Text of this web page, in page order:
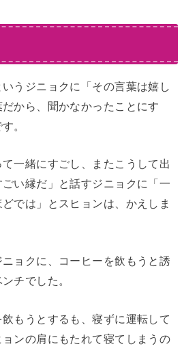
うジニョクに「その言葉は嬉し
から、聞かなかったことにす
。
て一緒にすごし、またこうして出
い縁だ」と話すジニョクに「一
では」とスヒョンは、かえしま
ョクに、コーヒーを飲もうと誘
チでした。
もうとするも、寝ずに運転して
ンの肩にもたれて寝てしまうの